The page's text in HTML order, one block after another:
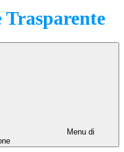
Menu di